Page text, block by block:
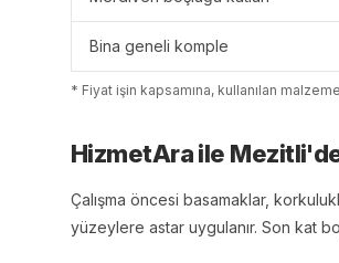
Bina geneli komple
* Fiyat işin kapsamına, kullanılan
HizmetAra ile Mezitli'
Çalışma öncesi basamaklar,
yüzeylere astar uygulanır. Son kat